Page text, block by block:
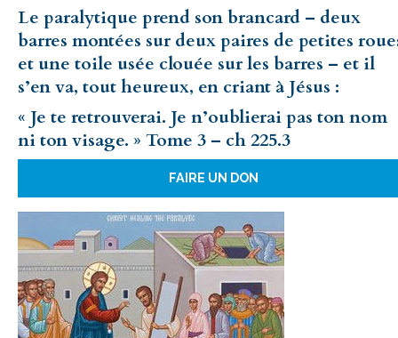
Le paralytique prend son brancard – deux
barres montées sur deux paires de petites
et une toile usée clouée sur les barres – et il
s’en va, tout heureux, en criant à Jésus :
« Je te retrouverai. Je n’oublierai pas ton nom
ni ton visage. » Tome 3 – ch 225.3
FAIRE UN DON